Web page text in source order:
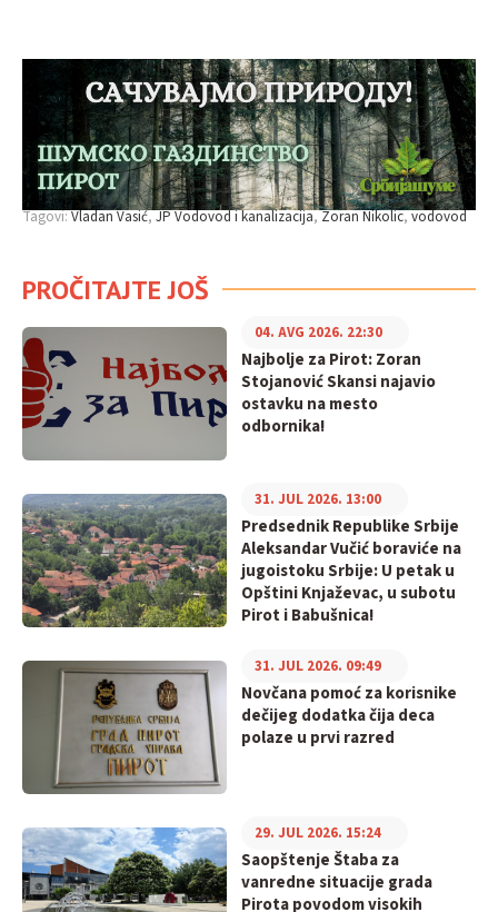
Tagovi:Vladan Vasić JP Vodovod i kanalizacija Zoran Nikolic vodovod
PROČITAJTE JOŠ
Najbolje za Pirot: Zoran
Stojanović Skansi najavio
ostavku na mesto
odbornika!
04. AVG 2026. 22:30
Predsednik Republike Srbije
Aleksandar Vučić boraviće na
jugoistoku Srbije: U petak u
Opštini Knjaževac, u subotu
Pirot i Babušnica!
31. JUL 2026. 13:00
Novčana pomoć za korisnike
dečijeg dodatka čija deca
polaze u prvi razred
31. JUL 2026. 09:49
Saopštenje Štaba za
vanredne situacije grada
Pirota povodom visokih
29. JUL 2026. 15:24